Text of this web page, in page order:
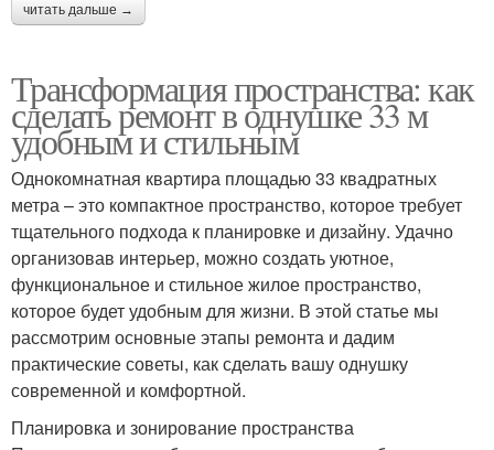
читать дальше →
Трансформация пространства: как
сделать ремонт в однушке 33 м
удобным и стильным
Однокомнатная квартира площадью 33 квадратных
метра – это компактное пространство, которое требует
тщательного подхода к планировке и дизайну. Удачно
организовав интерьер, можно создать уютное,
функциональное и стильное жилое пространство,
которое будет удобным для жизни. В этой статье мы
рассмотрим основные этапы ремонта и дадим
практические советы, как сделать вашу однушку
современной и комфортной.
Планировка и зонирование пространства